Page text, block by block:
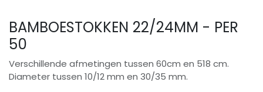
BAMBOESTOKKEN 22/24MM - PER
50
Verschillende afmetingen tussen 60cm en 518 cm.
Diameter tussen 10/12 mm en 30/35 mm.